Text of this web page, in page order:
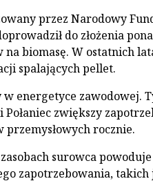
przez Narodowy
do złożenia
biomasę. W ostatnich
spalających pellet.
energetyce zawodowej.
zwiększy
rocznie.
surowca
zapotrzebowania, takich